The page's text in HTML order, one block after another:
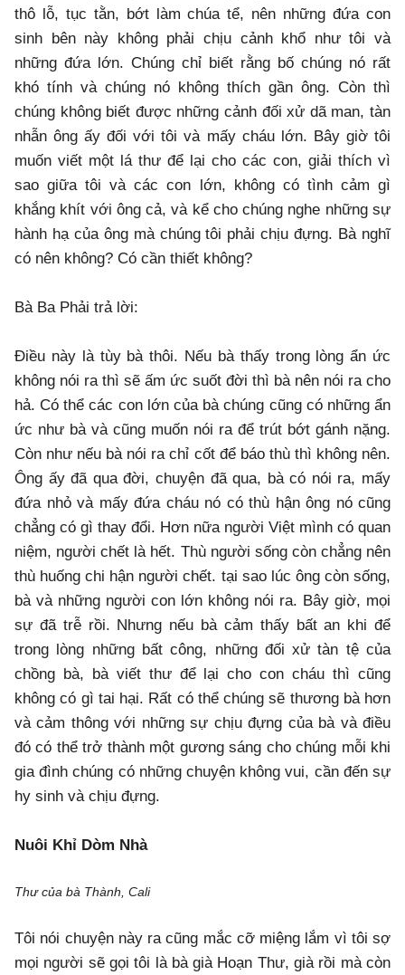
thô lỗ, tục tằn, bớt làm chúa tể, nên những đứa con
sinh bên này không phải chịu cảnh khổ như tôi và
những đứa lớn. Chúng chỉ biết rằng bố chúng nó rất
khó tính và chúng nó không thích gần ông. Còn thì
chúng không biết được những cảnh đối xử dã man, tàn
nhẫn ông ấy đối với tôi và mấy cháu lớn. Bây giờ tôi
muốn viết một lá thư để lại cho các con, giải thích vì
sao giữa tôi và các con lớn, không có tình cảm gì
khắng khít với ông cả, và kể cho chúng nghe những sự
hành hạ của ông mà chúng tôi phải chịu đựng. Bà nghĩ
có nên không? Có cần thiết không?
Bà Ba Phải trả lời:
Điều này là tùy bà thôi. Nếu bà thấy trong lòng ẩn ức
không nói ra thì sẽ ấm ức suốt đời thì bà nên nói ra cho
hả. Có thể các con lớn của bà chúng cũng có những ẩn
ức như bà và cũng muốn nói ra để trút bớt gánh nặng.
Còn như nếu bà nói ra chỉ cốt để báo thù thì không nên.
Ông ấy đã qua đời, chuyện đã qua, bà có nói ra, mấy
đứa nhỏ và mấy đứa cháu nó có thù hận ông nó cũng
chẳng có gì thay đổi. Hơn nữa người Việt mình có quan
niệm, người chết là hết. Thù người sống còn chẳng nên
thù huống chi hận người chết. tại sao lúc ông còn sống,
bà và những người con lớn không nói ra. Bây giờ, mọi
sự đã trễ rồi. Nhưng nếu bà cảm thấy bất an khi để
trong lòng những bất công, những đối xử tàn tệ của
chồng bà, bà viết thư để lại cho con cháu thì cũng
không có gì tai hại. Rất có thể chúng sẽ thương bà hơn
và cảm thông với những sự chịu đựng của bà và điều
đó có thể trở thành một gương sáng cho chúng mỗi khi
gia đình chúng có những chuyện không vui, cần đến sự
hy sinh và chịu đựng.
Nuôi Khỉ Dòm Nhà
Thư của bà Thành, Cali
Tôi nói chuyện này ra cũng mắc cỡ miệng lắm vì tôi sợ
mọi người sẽ gọi tôi là bà già Hoạn Thư, già rồi mà còn